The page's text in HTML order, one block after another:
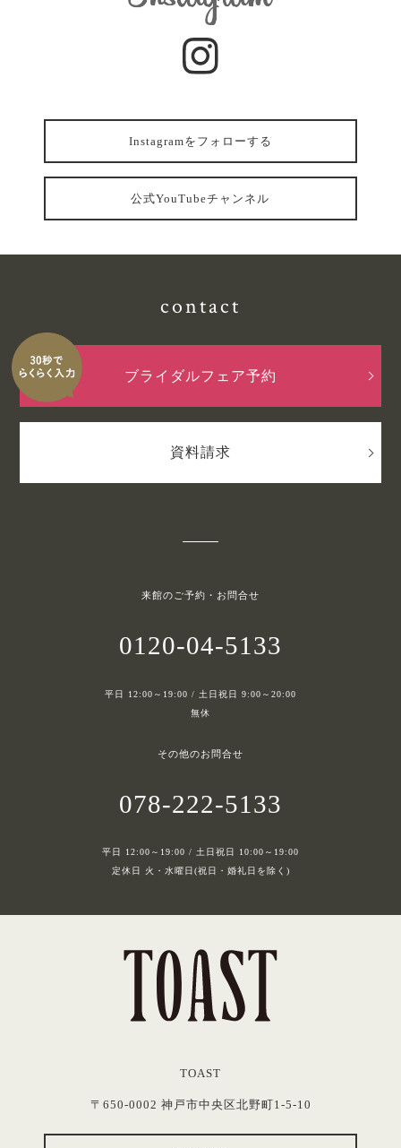
Instagramをフォローする
公式YouTubeチャンネル
contact
ブライダルフェア予約
資料請求
来館のご予約・お問合せ
0120-04-5133
平日 12:00～19:00 / 土日祝日 9:00～20:00
無休
その他のお問合せ
078-222-5133
平日 12:00～19:00 / 土日祝日 10:00～19:00
定休日 火・水曜日(祝日・婚礼日を除く)
TOAST
〒650-0002 神戸市中央区北野町1-5-10